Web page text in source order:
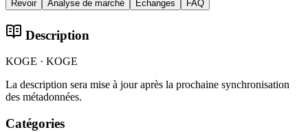
Revoir Analyse de marché Échanges FAQ
Description
KOGE · KOGE
La description sera mise à jour après la prochaine synchronisation
des métadonnées.
Catégories